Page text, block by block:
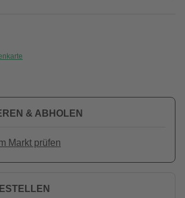
& ABHOLEN
Markt prüfen